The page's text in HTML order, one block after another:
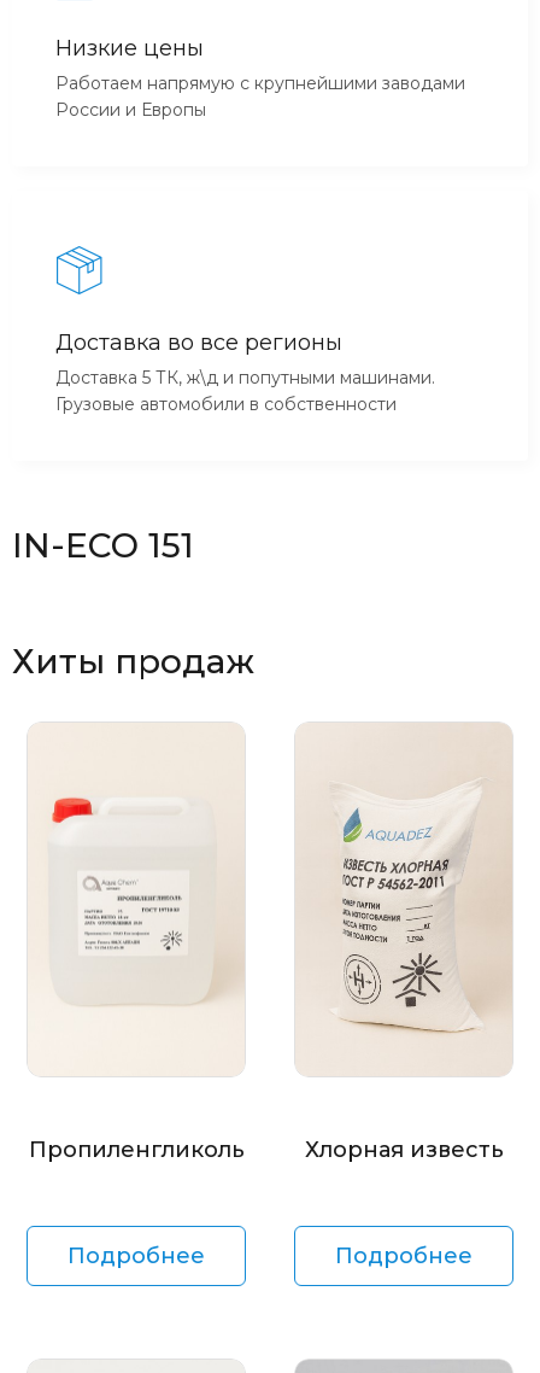
Низкие цены
Работаем напрямую с крупнейшими заводами
России и Европы
Доставка во все регионы
Доставка 5 ТК, ж\д и попутными машинами.
Грузовые автомобили в собственности
IN-ECO 151
Хиты продаж
Пропиленгликоль
Подробнее
Хлорная известь
Подробнее